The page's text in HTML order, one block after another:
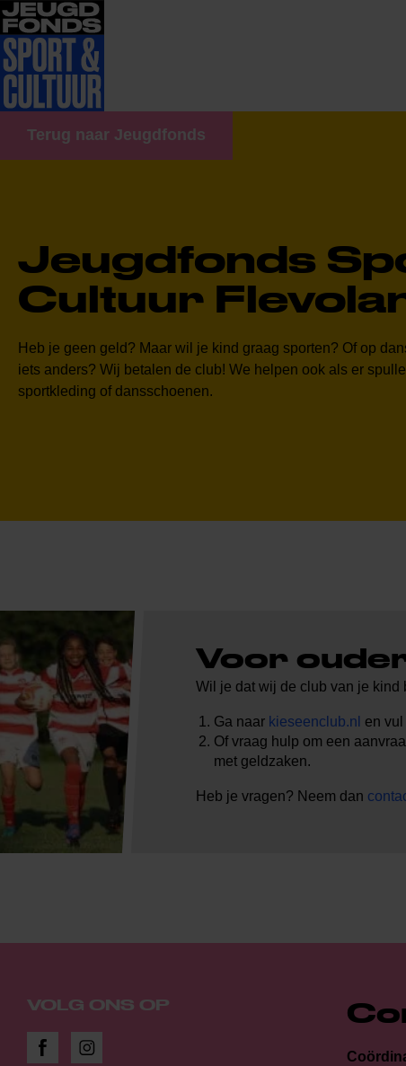
Terug naar Jeugdfonds
Jeugdfonds
Cultuur
Heb je geen geld? Maar wil je kind graag sporten? Of op
iets anders? Wij betalen de club! We helpen ook als er
sportkleding of dansschoenen.
Voor
Wil je dat wij de club van je kind
Ga naar kieseenclub.nl en
Of vraag hulp om een
met geldzaken.
Heb je vragen? Neem dan
VOLG ONS OP